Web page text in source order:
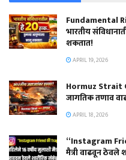
Fundamental
भारतीय
शकतात!
APRIL 19, 2026
Hormuz Strait
जागतिक तणाव
APRIL 18, 2026
“Instagram
मैत्री वाढवून ठेवले